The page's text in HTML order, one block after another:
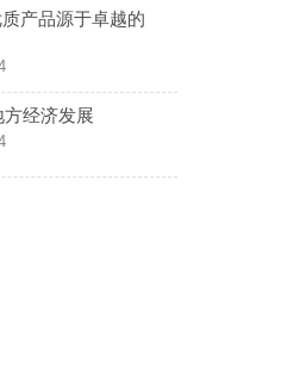
产品源于卓越的
经济发展